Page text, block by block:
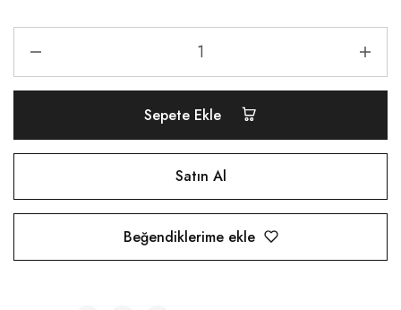
Sepete Ekle
Satın Al
Beğendiklerime ekle